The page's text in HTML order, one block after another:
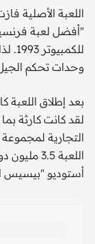
اللعبة الأصلية
"أفضل لعبة
وحدات تحكم الجيل
بعد إطلاق
لقد كانت كارثة
التجارية
اللعبة
أستوديو "بيسيس انتراكتف" بعد 3